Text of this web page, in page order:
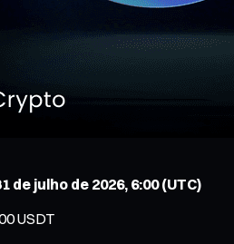
de julho de 2026, 6:00 (UTC)
USDT